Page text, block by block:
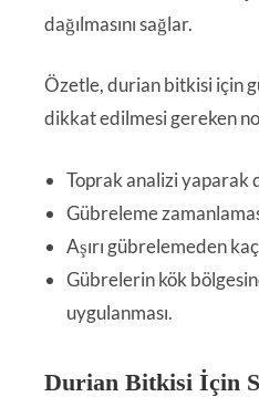
dağılmasını sağlar.
Özetle, durian bitkisi için
dikkat edilmesi gereken
Toprak analizi yaparak
Gübreleme
Aşırı gübrelemeden
Gübrelerin kök
uygulanması.
Durian Bitkisi İçin